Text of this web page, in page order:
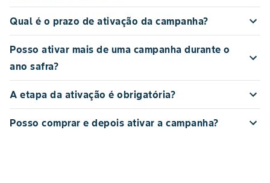
Qual é o prazo de ativação da campanha?
Posso ativar mais de uma campanha durante o
ano safra?
A etapa da ativação é obrigatória?
Posso comprar e depois ativar a campanha?